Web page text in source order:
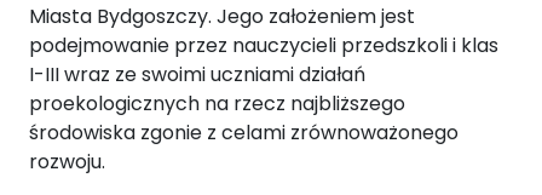
Miasta Bydgoszczy. Jego założeniem jest
podejmowanie przez nauczycieli przedszkoli i klas
I-III wraz ze swoimi uczniami działań
proekologicznych na rzecz najbliższego
środowiska zgonie z celami zrównoważonego
rozwoju.